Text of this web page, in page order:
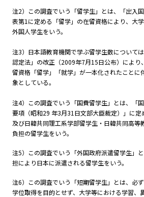
注2）この調査でいう「留学生」とは、「出入
表第1に定める「留学」の在留資格により、大
外国人学生をいう。
注3）日本語教育機関で学ぶ留学生数について
認定法」の改正（2009年7月15日公布）により、
留資格「留学」「就学」が一本化されたことに
象としている。
注4）この調査でいう「国費留学生」とは、「
要項（昭和29 年3月31 日文部大臣裁定）」に定
及び日韓共同理工系学部留学生・日韓共同高等
負担の留学生をいう。
注5）この調査でいう「外国政府派遣留学生」
担により日本に派遣される留学生をいう。
注6）この調査でいう「短期留学生」とは、必
学位取得を目的とせず、大学等における学習、